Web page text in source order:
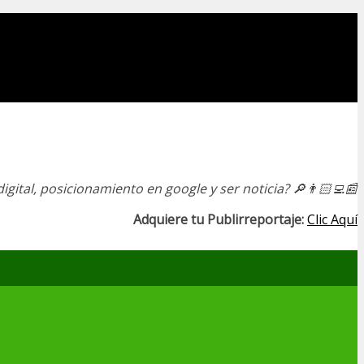
posicionamiento en google y ser noticia?🔎👨🏻‍💻📰
Adquiere tu Publirreportaje:Clic Aquí